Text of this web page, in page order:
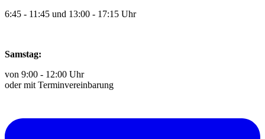
6:45 - 11:45 und 13:00 - 17:15 Uhr
Samstag:
von 9:00 - 12:00 Uhr
oder mit Terminvereinbarung